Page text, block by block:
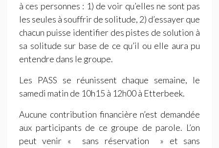
à ces personnes : 1) de voir qu’elles ne sont pas
les seules à souffrir de solitude, 2) d’essayer que
chacun puisse identifier des pistes de solution à
sa solitude sur base de ce qu’il ou elle aura pu
entendre dans le groupe.
Les PASS se réunissent chaque semaine, le
samedi matin de 10h15 à 12h00 à Etterbeek.
Aucune contribution financière n’est demandée
aux participants de ce groupe de parole. L’on
peut venir «
sans réservation
» et sans